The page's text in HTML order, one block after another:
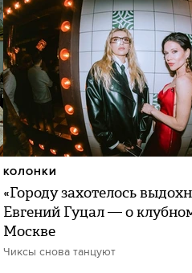
«Городу захотелось
Евгений Гуцал — о
Москве
Чиксы снова танцуют
КОЛОНКИ